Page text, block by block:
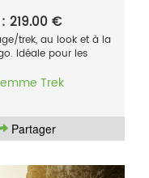
219.00 €
trek, au look et à la
Idéale pour les
Trek
Partager